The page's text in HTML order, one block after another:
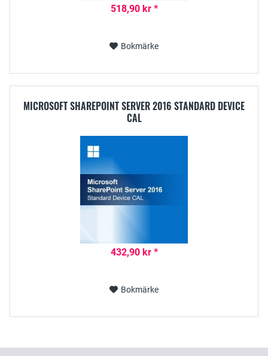
518,90 kr *
Bokmärke
MICROSOFT SHAREPOINT SERVER 2016 STANDARD DEVICE
CAL
432,90 kr *
Bokmärke